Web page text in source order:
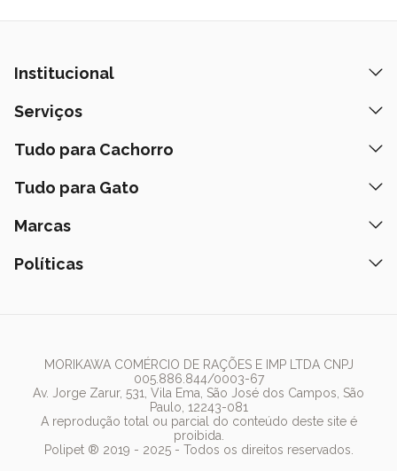
Institucional
Quem Somos
Prazos de Entrega
Fale Conosco
Lista de Desejos
Serviços
Banho e Tosa
Peça pelo Delivery
Assinatura Polipet
Tudo para Cachorro
Ração
Coleiras
Tudo para Gato
Ração
Marcas
Nexgard
Pedigree
Whiskas
Dog Chow
Royal Canin
Políticas
MORIKAWA COMÉRCIO DE RAÇÕES E IMP LTDA CNPJ
005.886.844/0003-67
Av. Jorge Zarur, 531, Vila Ema, São José dos Campos, São
Paulo, 12243-081
A reprodução total ou parcial do conteúdo deste site é
proibida.
Polipet ® 2019 - 2025 - Todos os direitos reservados.